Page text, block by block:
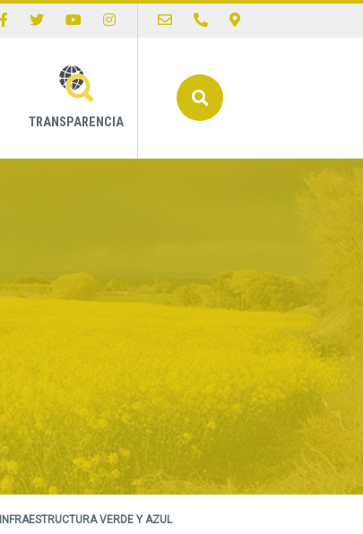
TRANSPARENCIA
INFRAESTRUCTURA VERDE Y AZUL